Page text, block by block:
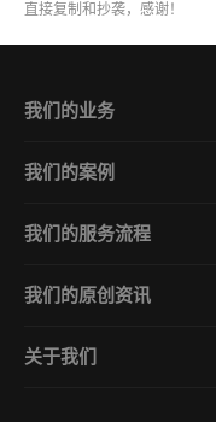
直接复制和抄袭，感谢！
我们的业务
勒索病毒数据恢复
数据库修复
企业安全防护
我们的案例
Phobos家族
Mallox家族
lockbit家族
我们的服务流程
免费咨询/数据诊断分析
确认下单/签订合同
我们的原创资讯
勒索病毒数据恢复
关于我们